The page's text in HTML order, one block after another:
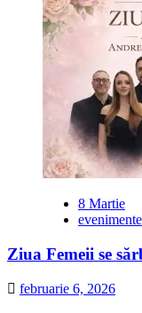
8 Martie
evenimente
Ziua Femeii se
februarie 6, 2026